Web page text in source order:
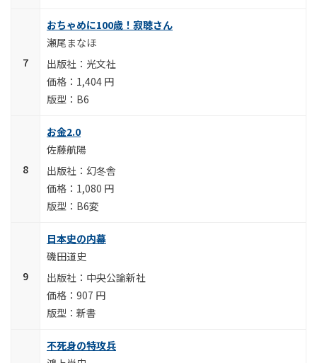
おちゃめに100歳！寂聴さん
瀬尾まなほ
光文社
1,404 円
B6
お金2.0
佐藤航陽
幻冬舎
1,080 円
B6変
日本史の内幕
磯田道史
中央公論新社
907 円
新書
不死身の特攻兵